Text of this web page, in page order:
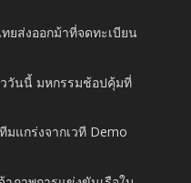
ยส่งออกม้าที่จดทะเบียน
ววันนี้ มหกรรมช้อปคุ้มที่
แกร่งจากเวที Demo